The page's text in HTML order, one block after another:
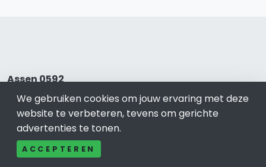
Assen 0592
Bel ons: 085-04 10 177
Contact
Adverteren
Over ons
Cookieverklaring
We gebruiken cookies om jouw ervaring met deze
website te verbeteren, tevens om gerichte
advertenties te tonen.
ACCEPTEREN